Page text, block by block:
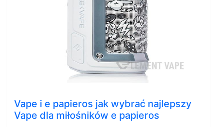
Vape i e papieros jak wybrać najlepszy
Vape dla miłośników e papieros